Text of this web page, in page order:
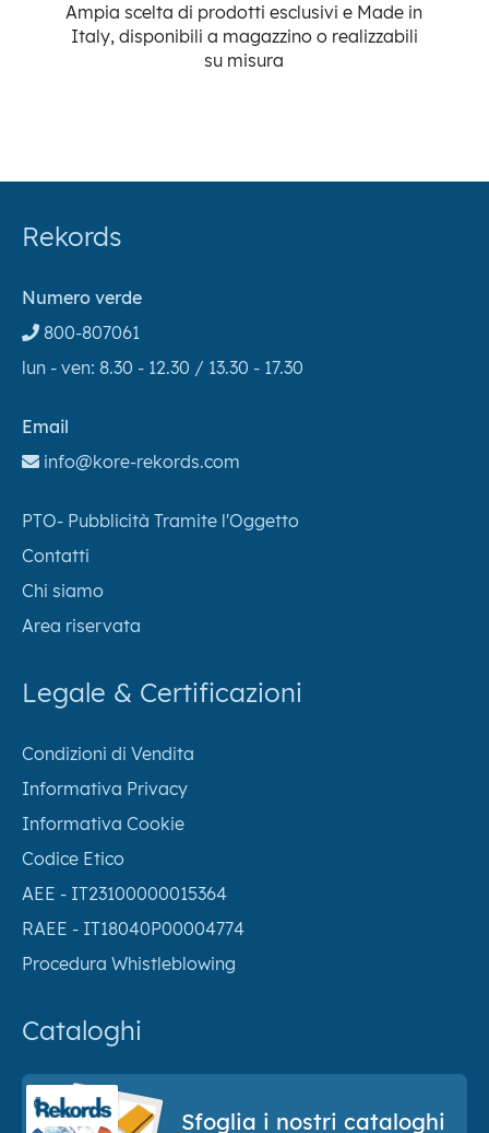
Ampia scelta di prodotti esclusivi e Made in
Italy, disponibili a magazzino o realizzabili
su misura
Rekords
Numero verde
800-807061
lun - ven: 8.30 - 12.30 / 13.30 - 17.30
Email
info@kore-rekords.com
PTO- Pubblicità Tramite l'Oggetto
Contatti
Chi siamo
Area riservata
Legale & Certificazioni
Condizioni di Vendita
Informativa Privacy
Informativa Cookie
Codice Etico
AEE - IT23100000015364
RAEE - IT18040P00004774
Procedura Whistleblowing
Cataloghi
Sfoglia i nostri cataloghi